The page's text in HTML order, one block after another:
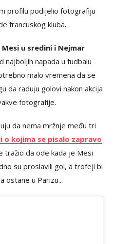
profilu podijelio fotografiju
francuskog kluba.
u sredini i Nejmar
najboljih napada u fudbalu
malo vremena da se
da raduju golovi nakon akcija
fotografije.
da nema mržnje među tri
o kojima se pisalo zapravo
tražio da ode kada je Mesi
su proslavili gol, a trofeji bi
ostane u Parizu...